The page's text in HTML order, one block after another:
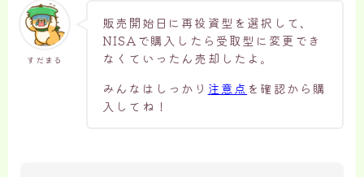
すだまる
販売開始日に再投資型を選択して、
NISAで購入したら受取型に変更でき
なくていったん売却したよ。
みんなはしっかり 注意点 を確認から購
入してね！